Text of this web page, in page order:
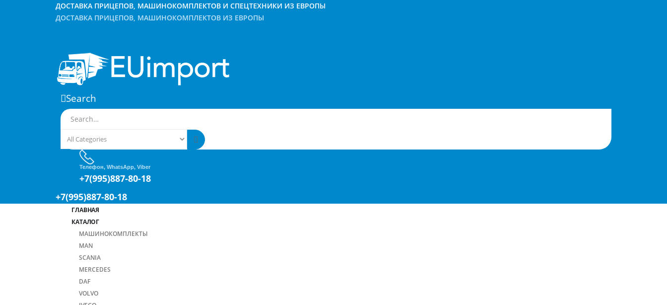
ДОСТАВКА ПРИЦЕПОВ, МАШИНОКОМПЛЕКТОВ И СПЕЦТЕХНИКИ ИЗ ЕВРОПЫ
ДОСТАВКА ПРИЦЕПОВ, МАШИНОКОМПЛЕКТОВ ИЗ ЕВРОПЫ
Search
Телефон, WhatsApp, Viber
+7(995)887-80-18
+7(995)887-80-18
ГЛАВНАЯ
КАТАЛОГ
МАШИНОКОМПЛЕКТЫ
MAN
SCANIA
MERCEDES
DAF
VOLVO